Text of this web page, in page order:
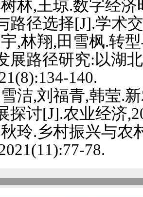
林,王琼.数字经
路径选择[J].学术
,林翔,田雪枫.转
展路径研究:以湖
140.
洁,刘福青,韩莹.
探讨[J].农业经济
玲.乡村振兴与农
78.